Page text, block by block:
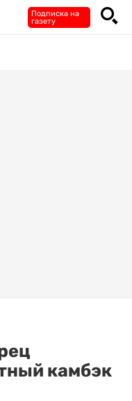
Подписка на
газету
камбэк